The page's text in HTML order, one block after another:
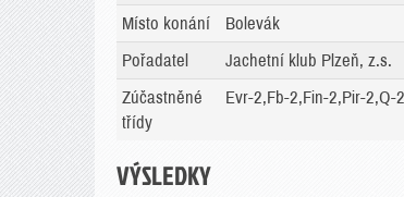
Místo konání
Bolevák
Pořadatel
Jachetní klub Plzeň, z.s.
Zúčastněné
třídy
Evr-2,Fb-2,Fin-2,Pir-2,Q-
VÝSLEDKY